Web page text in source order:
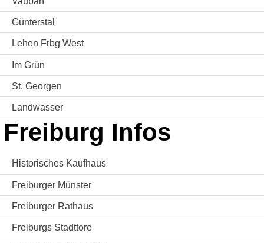
Günterstal
Lehen Frbg West
Im Grün
St. Georgen
Landwasser
Freiburg Infos
Historisches Kaufhaus
Freiburger Münster
Freiburger Rathaus
Freiburgs Stadttore